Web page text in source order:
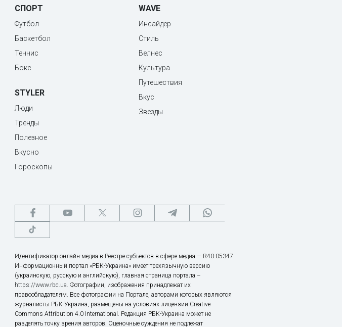
СПОРТ
Футбол
Баскетбол
Теннис
Бокс
STYLER
Люди
Тренды
Полезное
Вкусно
Гороскопы
WAVE
Инсайдер
Стиль
Велнес
Культура
Путешествия
Вкус
Звезды
Идентификатор онлайн-медиа в Реестре субъектов в сфере медиа — R40-05347
Информационный портал «РБК-Украина» имеет трехязычную версию
(украинскую, русскую и английскую), главная страница портала –
https://www.rbc.ua. Фотографии, изображения принадлежат их
правообладателям. Все фотографии на Портале, авторами которых являются
журналисты РБК-Украина, размещены на условиях лицензии Creative
Commons Attribution 4.0 International. Редакция РБК-Украина может не
разделять точку зрения авторов. Оценочные суждения не подлежат